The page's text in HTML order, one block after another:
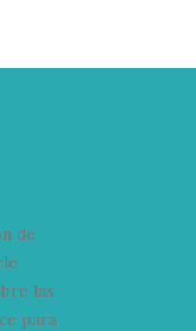
de
las
para